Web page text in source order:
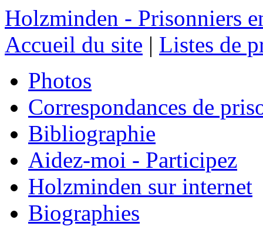
Holzminden - Prisonniers
Accueil du site | Listes de
Photos
Correspondances de
Bibliographie
Aidez-moi - Participez
Holzminden sur internet
Biographies